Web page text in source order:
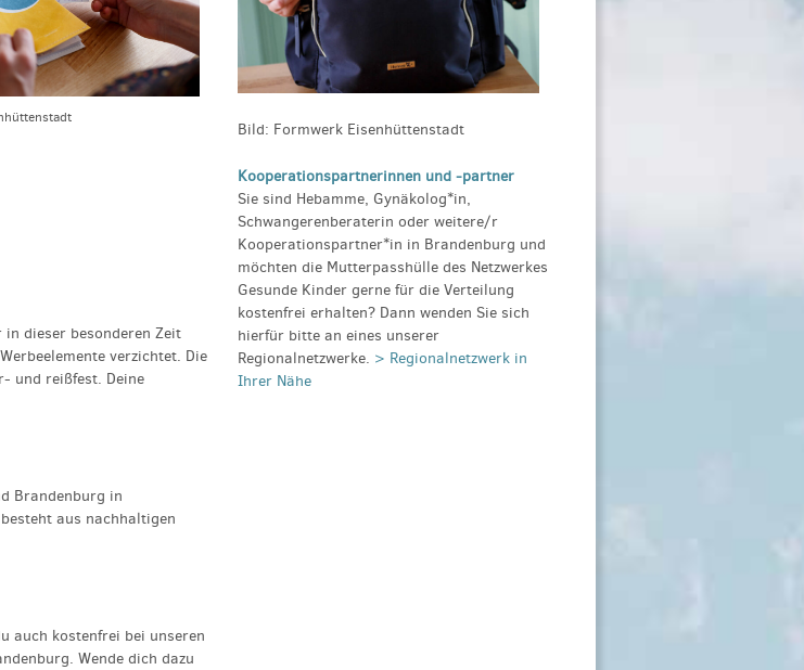
dieser besonderen Zeit
verzichtet. Die
und reißfest. Deine
Brandenburg in
aus nachhaltigen
auch kostenfrei bei unseren
Wende dich dazu
Bild: Formwerk Eisenhüttenstadt
Kooperationspartnerinnen und -partner
Sie sind Hebamme, Gynäkolog*in,
Schwangerenberaterin oder weitere/r
Kooperationspartner*in in Brandenburg und
möchten die Mutterpasshülle des Netzwerkes
Gesunde Kinder gerne für die Verteilung
kostenfrei erhalten? Dann wenden Sie sich
hierfür bitte an eines unserer
Regionalnetzwerke. > Regionalnetzwerk in
Ihrer Nähe